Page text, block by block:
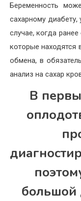
Беременность
сахарному диабету,
случае, когда
которые находятся
обмена, в
анализ на сахар
В
большой